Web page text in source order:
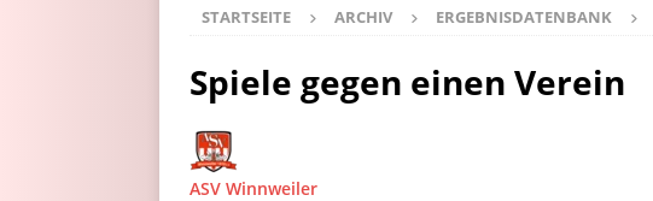
STARTSEITE ARCHIV ERGEBNISDATENBANK
Spiele gegen einen Verein
ASV Winnweiler